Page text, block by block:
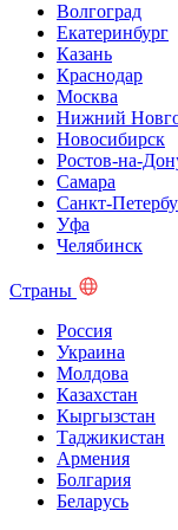
Волгоград
Екатеринбург
Казань
Краснодар
Москва
Нижний
Новосибирск
Ростов-на-
Самара
Санкт-
Уфа
Челябинск
Страны
Россия
Украина
Молдова
Казахстан
Кыргызстан
Таджикистан
Армения
Болгария
Беларусь